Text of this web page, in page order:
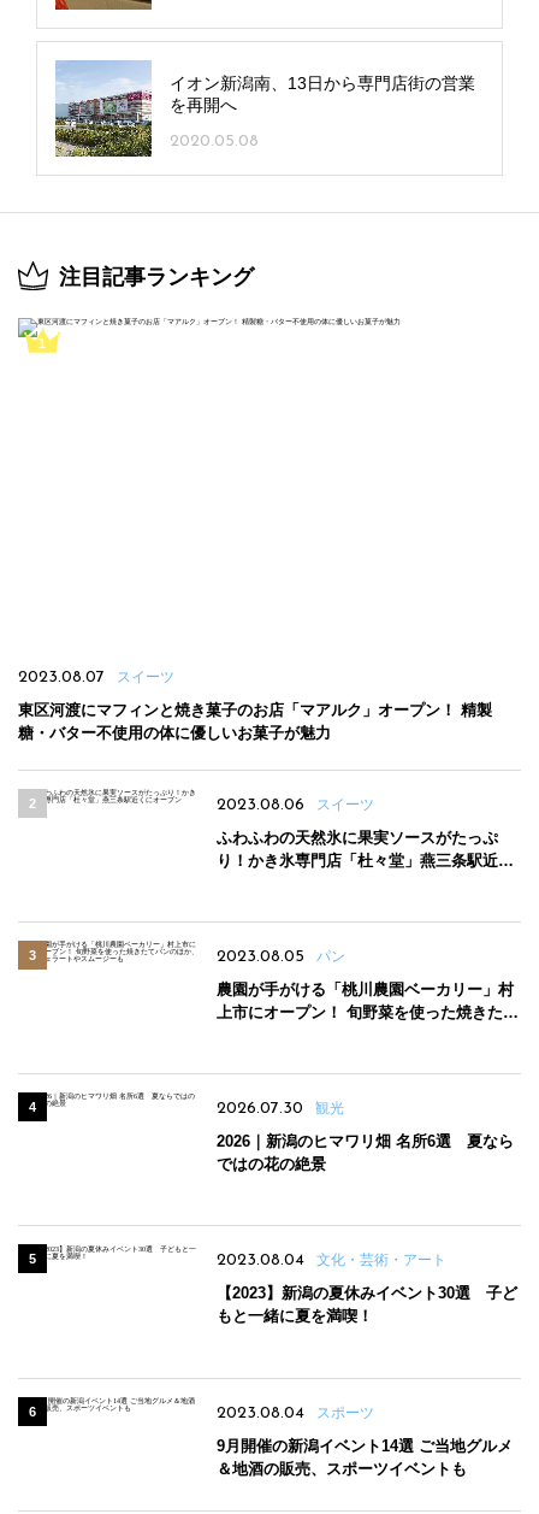
イオン新潟南、13日から専門店街の営業
を再開へ
2020.05.08
注目記事ランキング
2023.08.07 スイーツ
東区河渡にマフィンと焼き菓子のお店「マアルク」オープン！ 精製
糖・バター不使用の体に優しいお菓子が魅力
2023.08.06 スイーツ
ふわふわの天然氷に果実ソースがたっぷ
り！かき氷専門店「杜々堂」燕三条駅近く
2023.08.05 パン
農園が手がける「桃川農園ベーカリー」村
上市にオープン！ 旬野菜を使った焼きたて
2026.07.30 観光
2026｜新潟のヒマワリ畑 名所6選 夏なら
ではの花の絶景
2023.08.04 文化・芸術・アート
【2023】新潟の夏休みイベント30選 子ど
もと一緒に夏を満喫！
2023.08.04 スポーツ
9月開催の新潟イベント14選 ご当地グルメ
＆地酒の販売、スポーツイベントも